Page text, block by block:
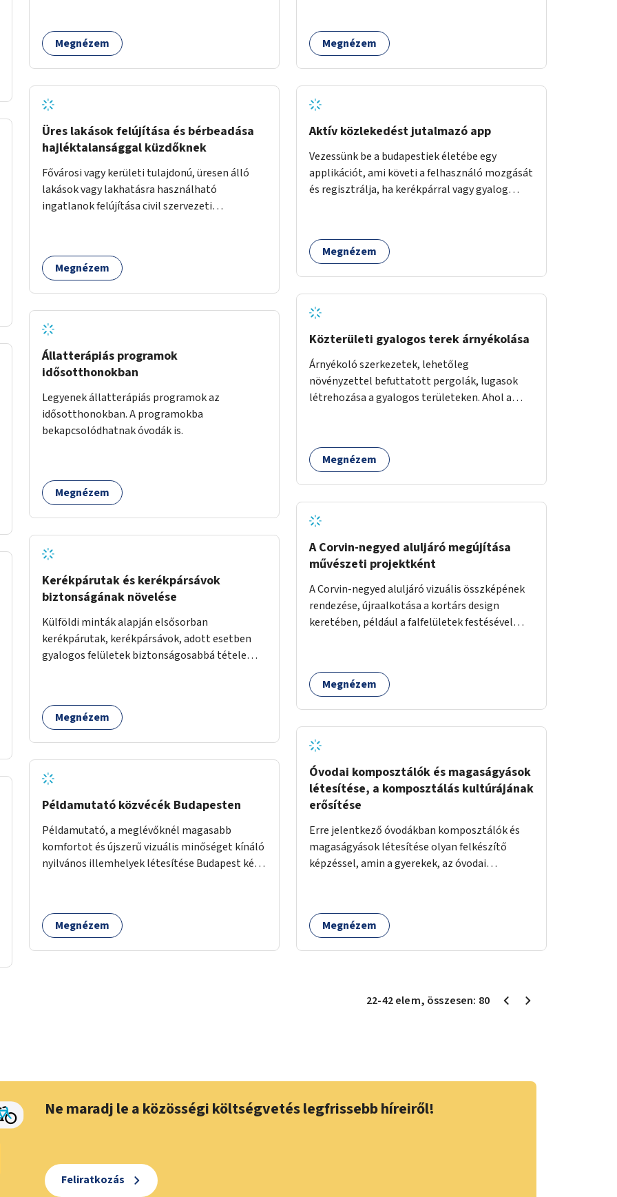
eszközökkel.
Megnézem
Üres lakások felújítása és bérbeadása
hajléktalansággal küzdőknek
Fővárosi vagy kerületi tulajdonú, üresen álló
lakások vagy lakhatásra használható
ingatlanok felújítása civil szervezeti
lakóegységek bérbeadása rászorulók számára.
Megnézem
Állatterápiás programok
idősotthonokban
Legyenek állatterápiás programok az
idősotthonokban. A programokba
bekapcsolódhatnak óvodák is.
Megnézem
Kerékpárutak és kerékpársávok
biztonságának növelése
Külföldi minták alapján elsősorban
kerékpárutak, kerékpársávok, adott esetben
gyalogos felületek biztonságosabbá tétele
látható felfestés stb.)
Megnézem
Példamutató közvécék Budapesten
Példamutató, a meglévőknél magasabb
komfortot és újszerű vizuális minőséget kínáló
nyilvános illemhelyek létesítése Budapest két
fenntartási konstrukció kidolgozása; egyéb
kapcsolt szolgáltatások (pl. ivókút,
Megnézem
Megnézem
Aktív közlekedést jutalmazó app
Vezessünk be a budapestiek életébe egy
applikációt, ami követi a felhasználó mozgását
és regisztrálja, ha kerékpárral vagy gyalog
üzleti partnereknél kedvezményekre,
ajándékokra válthat a felhasználó.
Megnézem
Közterületi gyalogos terek árnyékolása
Árnyékoló szerkezetek, lehetőleg
növényzettel befuttatott pergolák, lugasok
létrehozása a gyalogos területeken. Ahol a
legvégső megoldásként napvitorlák
felszerelése.
Megnézem
A Corvin-negyed aluljáró megújítása
művészeti projektként
A Corvin-negyed aluljáró vizuális összképének
rendezése, újraalkotása a kortárs design
keretében, például a falfelületek festésével
alkotásai, termékei jelenhetnének meg
alkalmat adva a bemutatkozásra, szélesebb
Megnézem
Óvodai komposztálók és magaságyások
létesítése, a komposztálás kultúrájának
erősítése
Erre jelentkező óvodákban komposztálók és
magaságyások létesítése olyan felkészítő
képzéssel, amin a gyerekek, az óvodai
Megnézem
22-42elem, összesen: 80
Ne maradj le a közösségi költségvetés legfrissebb híreiről!
Feliratkozás